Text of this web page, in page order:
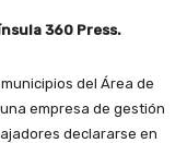
360 Press.
del Área de
empresa de gestión
declararse en